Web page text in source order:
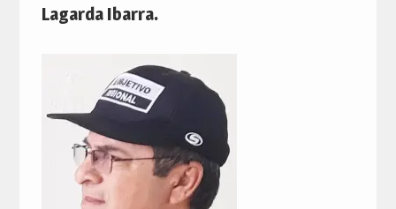
Lagarda Ibarra.